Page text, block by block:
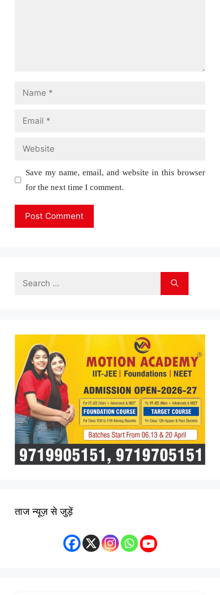
Name
Email
Website
Save my name, email, and website in this browser
for the next time I comment.
Search
ताज न्यूज़ से जुड़ें